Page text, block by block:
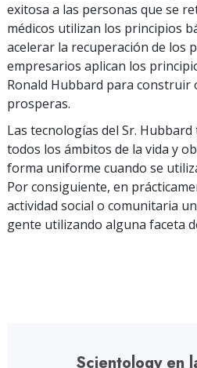
exitosa a las personas que se
médicos utilizan los principios
acelerar la recuperación de los
empresarios aplican los
Ronald Hubbard para construir
prosperas.
Las tecnologías del Sr.
todos los ámbitos de la vida y
forma uniforme cuando se
Por consiguiente, en
actividad social o comunitaria
gente utilizando alguna faceta
Scientology en